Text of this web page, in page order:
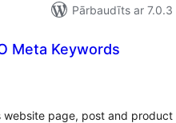
Pārbaudīts ar 7.0.3
Meta Keywords
page, post and product